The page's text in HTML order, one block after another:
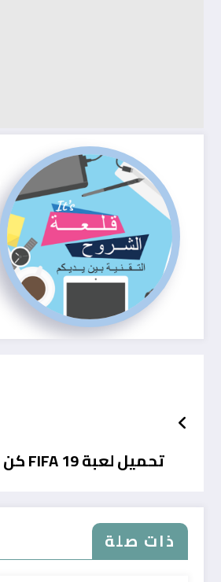
تحميل لعبة FIFA 19 كن أول من يختبر دوري أبطال أوروبا
ذات صلة